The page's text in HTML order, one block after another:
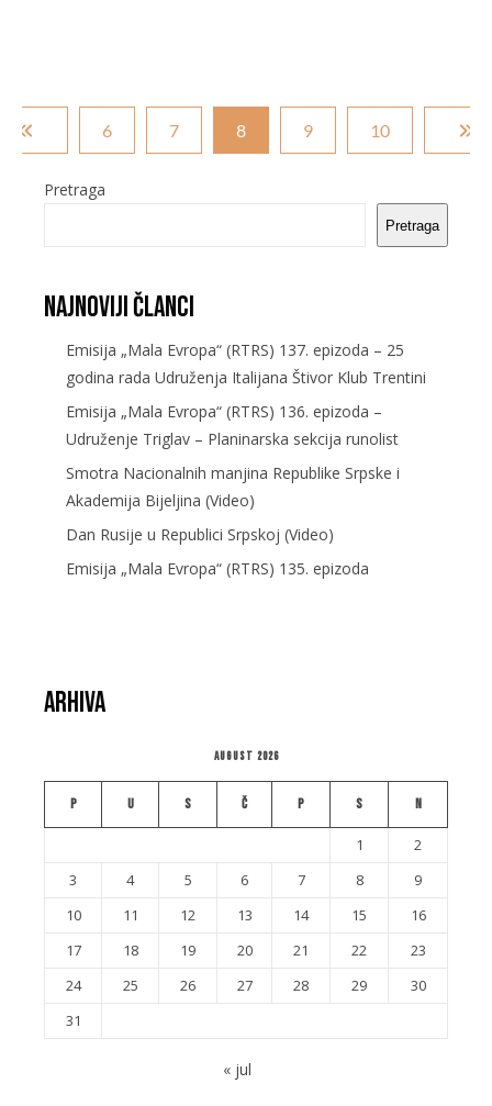
6 7 8 9 10
Pretraga
Pretraga
Najnoviji članci
Emisija „Mala Evropa“ (RTRS) 137. epizoda – 25
godina rada Udruženja Italijana Štivor Klub Trentini
Emisija „Mala Evropa“ (RTRS) 136. epizoda –
Udruženje Triglav – Planinarska sekcija runolist
Smotra Nacionalnih manjina Republike Srpske i
Akademija Bijeljina (Video)
Dan Rusije u Republici Srpskoj (Video)
Emisija „Mala Evropa“ (RTRS) 135. epizoda
Arhiva
August 2026
P U S Č P S N
1
2
3
4 5 6 7 8
9
10
11 12 13 14 15
16
17
18 19 20 21 22
23
24
25 26 27 28 29
30
31
« jul